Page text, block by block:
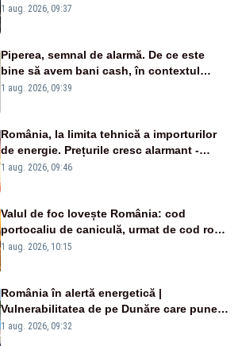
un produs
1 aug. 2026, 09:37
Piperea, semnal de alarmă. De ce este
bine să avem bani cash, în contextul
alertei energetice?
1 aug. 2026, 09:39
România, la limita tehnică a importurilor
de energie. Prețurile cresc alarmant -
Analiză Realitatea Plus
1 aug. 2026, 09:46
Valul de foc lovește România: cod
portocaliu de caniculă, urmat de cod roșu
duminică. Temperaturile urcă spre 40°C
1 aug. 2026, 10:15
România în alertă energetică |
Vulnerabilitatea de pe Dunăre care pune
în pericol Centrala Cernavodă era
1 aug. 2026, 09:32